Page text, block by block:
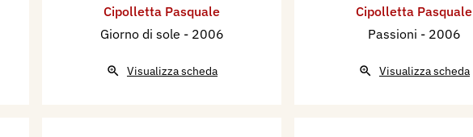
Cipolletta Pasquale
Giorno di sole - 2006
Visualizza scheda
Cipolletta Pasquale
Passioni - 2006
Visualizza scheda